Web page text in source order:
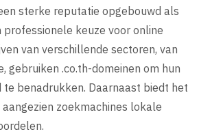
sterke reputatie opgebouwd als
keuze voor online
van verschillende sectoren, van
gebruiken .co.th-domeinen om hun
te benadrukken. Daarnaast biedt het
aangezien zoekmachines lokale